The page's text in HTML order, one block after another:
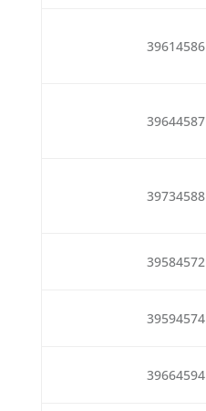
39614586
39644587
39734588
39584572
39594574
39664594